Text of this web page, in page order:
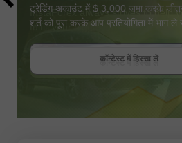
कॉन्टेस्ट में हिस्सा लें
ट्रेडिंग अकाउंट में $ 3,000 जमा करके
शर्त को पूरा करके आप प्रतियोगिता में भाग
कॉन्टेस्ट में हिस्सा लें
कॉन्टेस्ट में हिस्सा लें